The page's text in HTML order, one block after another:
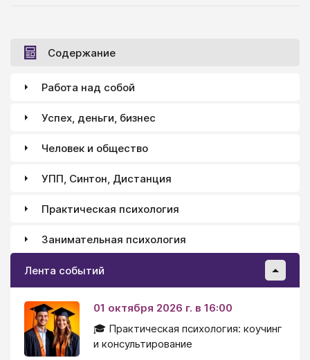
так или иначе.
Содержание
Работа над собой
Успех, деньги, бизнес
Человек и общество
УПП, Синтон, Дистанция
Практическая психология
Занимательная психология
Лента событий
01 октября 2026 г. в 16:00
🎓 Практическая психология: коучинг
и консультирование